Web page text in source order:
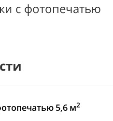
с фотопечатью
5,6 м2